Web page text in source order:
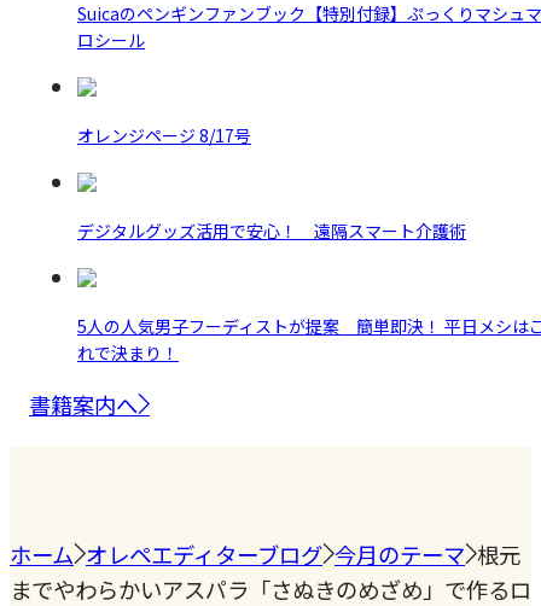
Suicaのペンギンファンブック【特別付録】ぷっくりマシュマ
ロシール
オレンジページ 8/17号
デジタルグッズ活用で安心！ 遠隔スマート介護術
5人の人気男子フーディストが提案 簡単即決！ 平日メシは
れで決まり！
書籍案内へ
ホーム オレペエディターブログ 今月のテーマ 根元
までやわらかいアスパラ「さぬきのめざめ」で作るロ